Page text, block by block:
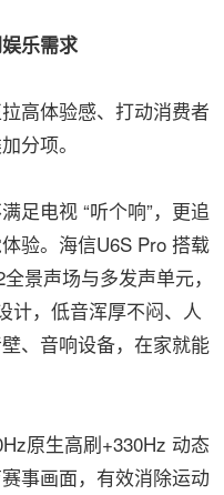
乐需求
高体验感、打动消费者
分项。
电视 “听个响”，更追
验。海信U6S Pro 搭载
景声场与多发声单元，
计，低音浑厚不闷、人
、音响设备，在家就能
原生高刷+330Hz 动态
事画面，有效消除运动